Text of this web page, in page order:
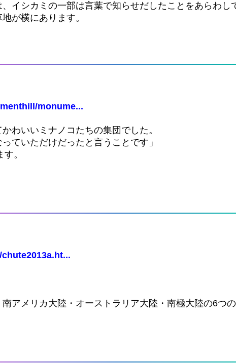
イシカミの一部は言葉で知らせだしたことをあらわし
が横にあります。
monume...
わいいミナノコたちの集団でした。
ていただけだったと言うことです」
。
アメリカ大陸・オーストラリア大陸・南極大陸の6つ